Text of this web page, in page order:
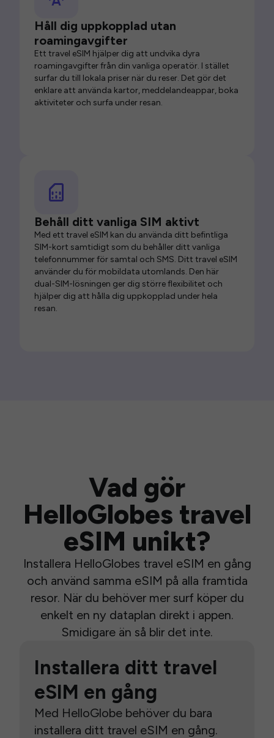
Håll dig uppkopplad utan
roamingavgifter
Ett travel eSIM hjälper dig att undvika dyra
roamingavgifter från din vanliga operatör. I stället
surfar du till lokala priser när du reser. Det gör det
enklare att använda kartor, meddelandeappar, boka
aktiviteter och surfa under resan.
Behåll ditt vanliga SIM aktivt
Med ett travel eSIM kan du använda ditt befintliga
SIM-kort samtidigt som du behåller ditt vanliga
telefonnummer för samtal och SMS. Ditt travel eSIM
använder du för mobildata utomlands. Den här
dual-SIM-lösningen ger dig större flexibilitet och
hjälper dig att hålla dig uppkopplad under hela
resan.
Vad gör
HelloGlobes travel
eSIM unikt?
Installera HelloGlobes travel eSIM en gång
och använd samma eSIM på alla framtida
resor. När du behöver mer surf köper du
enkelt en ny dataplan direkt i appen.
Smidigare än så blir det inte.
Installera ditt travel
eSIM en gång
Med HelloGlobe behöver du bara
installera ditt travel eSIM en gång.